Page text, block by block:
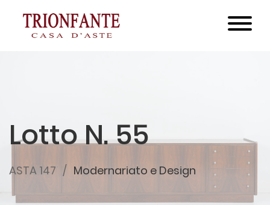
Lotto N. 55
ASTA 147 Modernariato e Design